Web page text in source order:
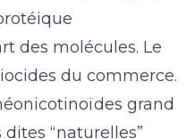
des molécules. Le
du commerce.
grand
“naturelles”